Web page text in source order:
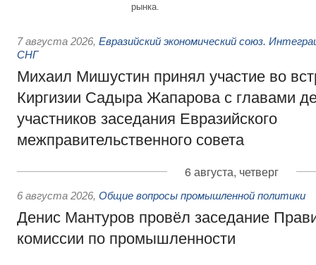
рынка.
7 августа 2026, Евразийский экономический союз.
СНГ
Михаил Мишустин принял участие во
Киргизии Садыра Жапарова с главами
участников заседания Евразийского
межправительственного совета
6 августа, четверг
6 августа 2026, Общие вопросы промышленной политики
Денис Мантуров провёл заседание
комиссии по промышленности